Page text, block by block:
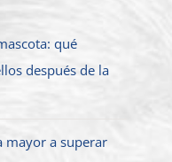
qué
después de la
mayor a superar